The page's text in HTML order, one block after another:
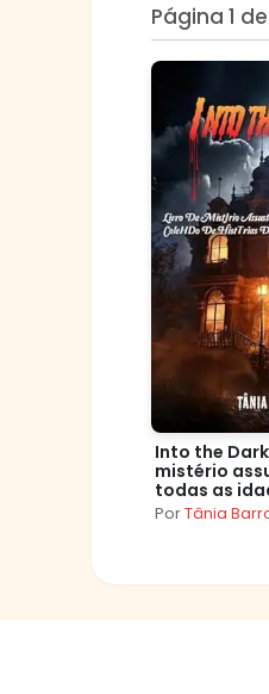
Página 1 de
Into the
mistério
todas as
de histórias
PorTânia